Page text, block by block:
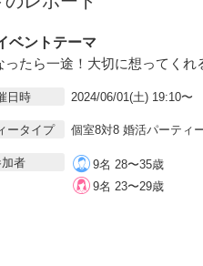
ベントテーマ
ったら一途！大切に想ってくれ
日時 2024/06/01(土) 19:10〜
ータイプ 個室8対8 婚活パーティ
者
9名 28〜35歳
9名 23〜29歳